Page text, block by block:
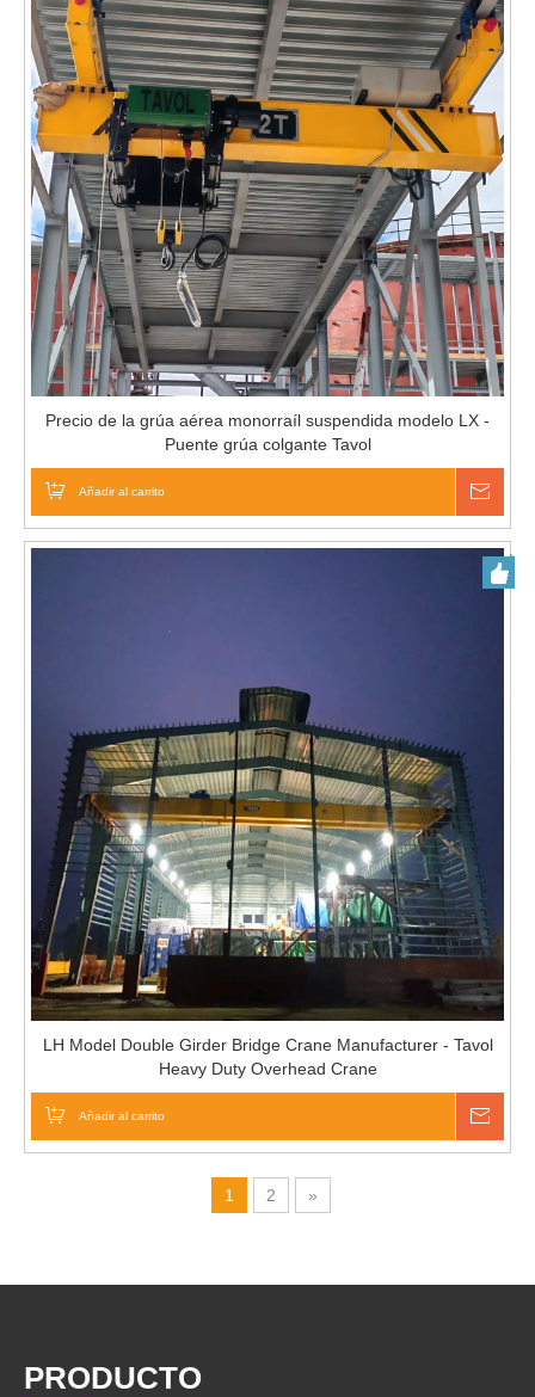
Precio de la grúa aérea monorraíl suspendida modelo LX -
Puente grúa colgante Tavol
Añadir al carrito
LH Model Double Girder Bridge Crane Manufacturer - Tavol
Heavy Duty Overhead Crane
Añadir al carrito
1 2 »
PRODUCTO